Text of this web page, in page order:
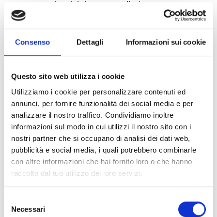
Consenso Dettagli Informazioni sui cookie
Questo sito web utilizza i cookie
Utilizziamo i cookie per personalizzare contenuti ed
annunci, per fornire funzionalità dei social media e per
analizzare il nostro traffico. Condividiamo inoltre
informazioni sul modo in cui utilizzi il nostro sito con i
nostri partner che si occupano di analisi dei dati web,
pubblicità e social media, i quali potrebbero combinarle
con altre informazioni che hai fornito loro o che hanno
raccolto dal tuo utilizzo dei loro servizi.
delNecessari
parte superior del detector sellada y
correctamente conectada a las conducciones
externas. Fabricadas en plástico resistente, son
compatibles con conducciones visibles PG16,
proporcionando protección frente a los agentes
externos y facilitando su integración en los